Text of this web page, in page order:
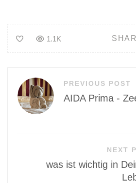
1.1K
Beitragsnavigation
PREVIOUS POST
AIDA Prima -
NEXT
was ist wichtig in